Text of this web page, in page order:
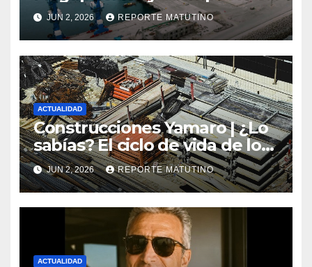
el turismo y el comercio
global
JUN 2, 2026 REPORTE MATUTINO
ACTUALIDAD
Construcciones Yamaro | ¿Lo
sabías? El ciclo de vida de los
materiales de construcción
revoluciona eficiencia en
proyectos modernos
JUN 2, 2026 REPORTE MATUTINO
ACTUALIDAD